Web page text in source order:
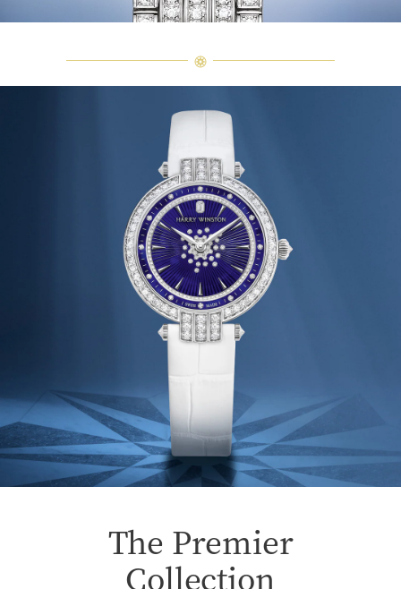
The Premier
Collection